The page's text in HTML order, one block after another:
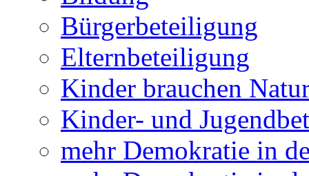
Bürgerbeteiligung
Elternbeteiligung
Kinder brauchen
Kinder- und
mehr Demokratie in